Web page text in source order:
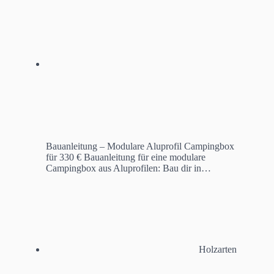
Bauanleitung – Modulare Aluprofil Campingbox
für 330 € Bauanleitung für eine modulare
Campingbox aus Aluprofilen: Bau dir in…
Holzarten